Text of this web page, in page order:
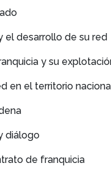
el desarrollo de su red
y su
en el territorio
diálogo
de franquicia